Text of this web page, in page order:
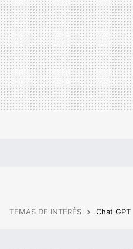
TEMAS DE INTERÉS Chat GPT